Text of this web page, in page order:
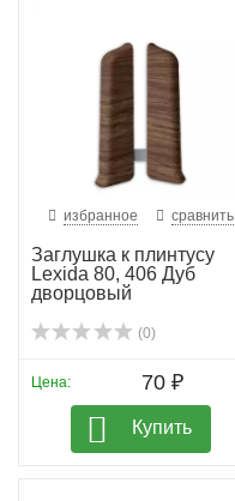
избранное сравнить
Заглушка к плинтусу
Lexida 80, 406 Дуб
дворцовый
(0)
Цена: 70 ₽
Купить